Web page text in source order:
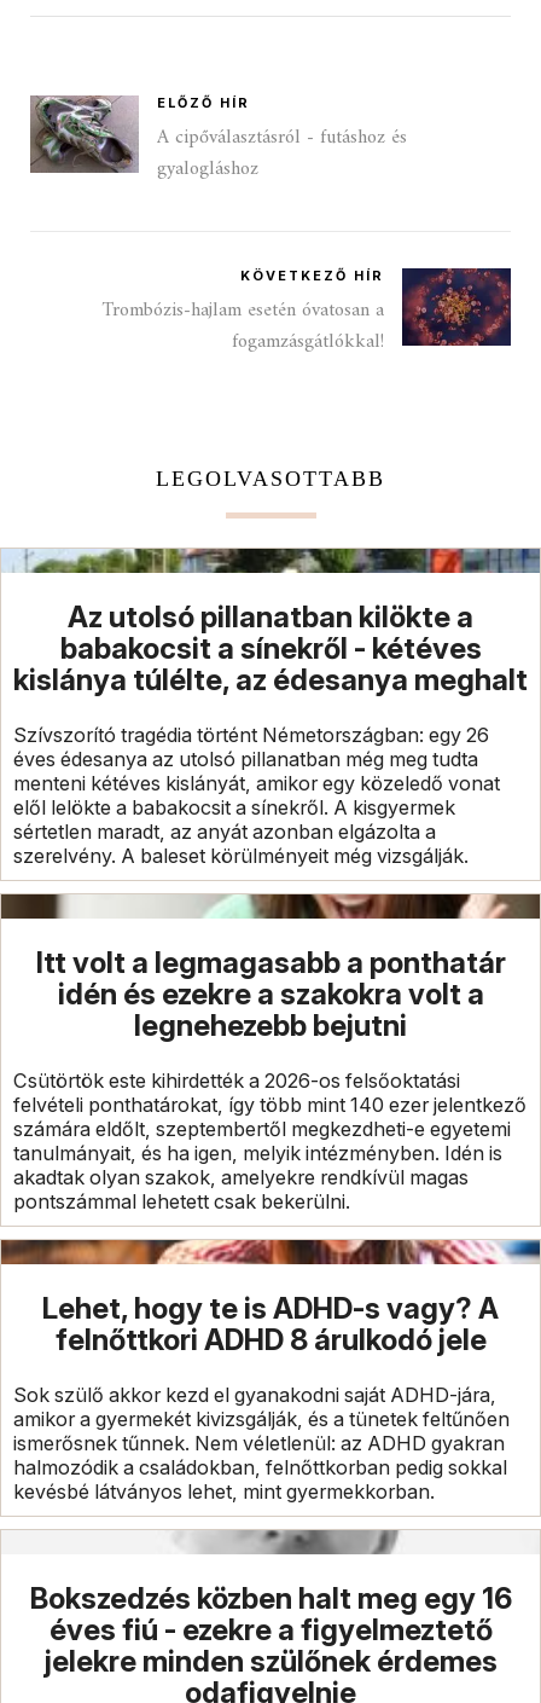
ELŐZŐ HÍR
A cipőválasztásról - futáshoz és
gyalogláshoz
KÖVETKEZŐ HÍR
Trombózis-hajlam esetén óvatosan a
fogamzásgátlókkal!
LEGOLVASOTTABB
Az utolsó pillanatban kilökte a
babakocsit a sínekről - kétéves
kislánya túlélte, az édesanya meghalt
Szívszorító tragédia történt Németországban: egy 26
éves édesanya az utolsó pillanatban még meg tudta
menteni kétéves kislányát, amikor egy közeledő vonat
elől lelökte a babakocsit a sínekről. A kisgyermek
sértetlen maradt, az anyát azonban elgázolta a
szerelvény. A baleset körülményeit még vizsgálják.
Itt volt a legmagasabb a ponthatár
idén és ezekre a szakokra volt a
legnehezebb bejutni
Csütörtök este kihirdették a 2026-os felsőoktatási
felvételi ponthatárokat, így több mint 140 ezer jelentkező
számára eldőlt, szeptembertől megkezdheti-e egyetemi
tanulmányait, és ha igen, melyik intézményben. Idén is
akadtak olyan szakok, amelyekre rendkívül magas
pontszámmal lehetett csak bekerülni.
Lehet, hogy te is ADHD-s vagy? A
felnőttkori ADHD 8 árulkodó jele
Sok szülő akkor kezd el gyanakodni saját ADHD-jára,
amikor a gyermekét kivizsgálják, és a tünetek feltűnően
ismerősnek tűnnek. Nem véletlenül: az ADHD gyakran
halmozódik a családokban, felnőttkorban pedig sokkal
kevésbé látványos lehet, mint gyermekkorban.
Bokszedzés közben halt meg egy 16
éves fiú - ezekre a figyelmeztető
jelekre minden szülőnek érdemes
odafigyelnie